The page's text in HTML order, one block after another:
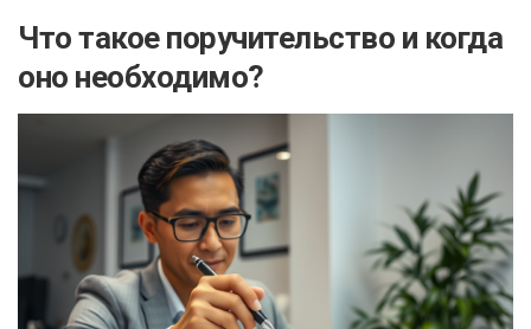
Что такое поручительство и когда
оно необходимо?